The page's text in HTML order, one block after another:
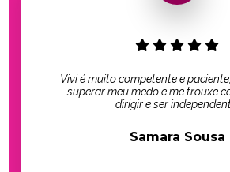
Vivi é muito competente e
superar meu medo e me trouxe
dirigir e ser
Samara Sousa